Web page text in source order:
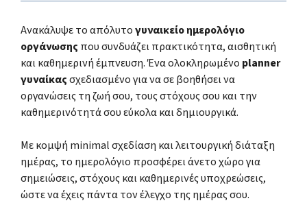
Ανακάλυψε το απόλυτογυναικείο ημερολόγιο
οργάνωσης που συνδυάζει πρακτικότητα, αισθητική
και καθημερινή έμπνευση. Ένα ολοκληρωμένο planner
γυναίκαςσχεδιασμένο για να σε βοηθήσει να
οργανώσεις τη ζωή σου, τους στόχους σου και την
καθημερινότητά σου εύκολα και δημιουργικά.
Με κομψή minimal σχεδίαση και λειτουργική διάταξη
ημέρας, το ημερολόγιο προσφέρει άνετο χώρο για
σημειώσεις, στόχους και καθημερινές υποχρεώσεις,
ώστε να έχεις πάντα τον έλεγχο της ημέρας σου.